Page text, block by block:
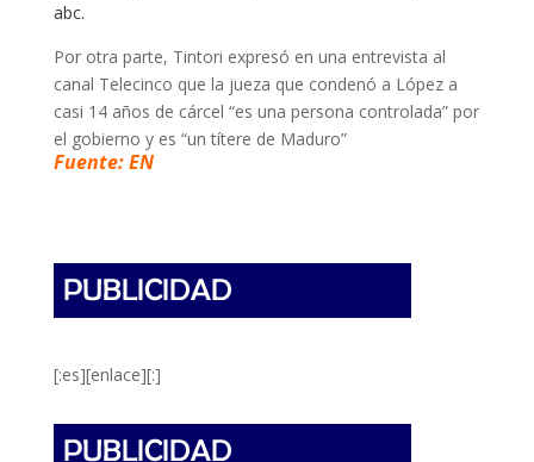
abc.
Por otra parte, Tintori expresó en una entrevista al
canal Telecinco que la jueza que condenó a López a
casi 14 años de cárcel “es una persona controlada” por
el gobierno y es “un títere de Maduro”
Fuente: EN
[:es][enlace][:]